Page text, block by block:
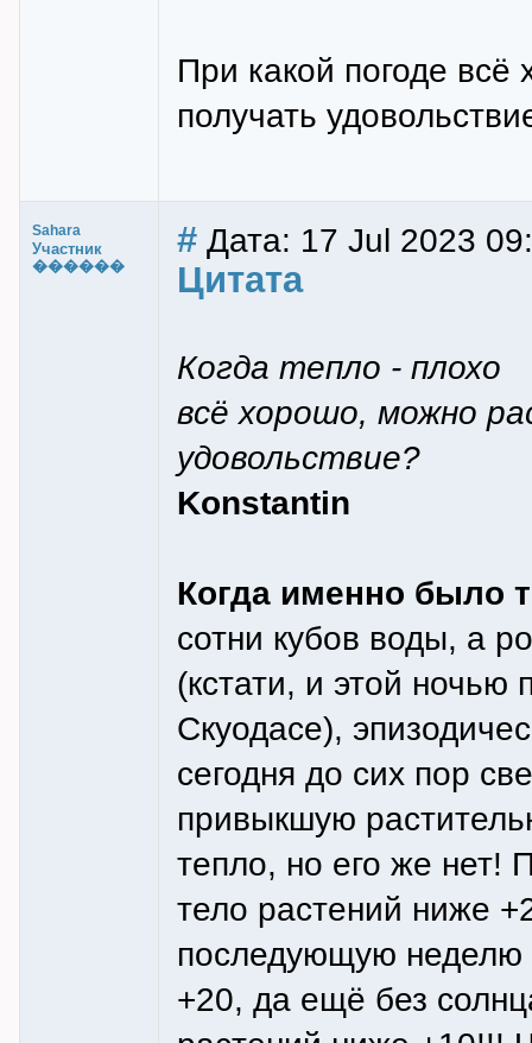
При какой погоде
получать
Sahara
Участник
������
# Дата: 17 Jul 2023
Цитата
Когда тепло - плохо
всё хорошо, можно
удовольствие?
Konstantin
Когда именно было
сотни кубов воды, а
(кстати, и этой
Скуодасе),
сегодня до сих пор
привыкшую
тепло, но его же нет!
тело растений ниже
последующую неделю
+20, да ещё без